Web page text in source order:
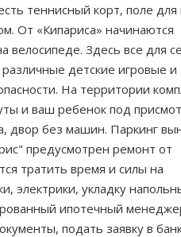
теннисный корт, поле для
От «Кипариса» начинаются
Здесь все для
детские игровые и
На территории
и ваш ребенок под
двор без машин. Паркинг
предусмотрен ремонт от
тратить время и силы на
электрики, укладку
ипотечный
подать заявку в